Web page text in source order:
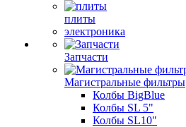
плиты
электроника
Запчасти
Магистральные фильтры
Колбы BigBlue
Колбы SL 5"
Колбы SL10"